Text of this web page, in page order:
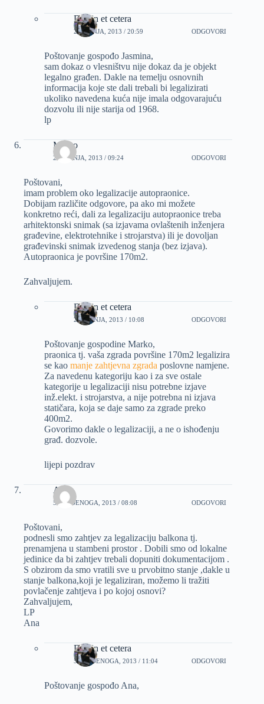
Dizajn et cetera
26 LIPNJA, 2013 / 20:59 ODGOVORI
Poštovanje gospođo Jasmina,
sam dokaz o vlesništvu nije dokaz da je objekt
legalno građen. Dakle na temelju osnovnih
informacija koje ste dali trebali bi legalizirati
ukoliko navedena kuća nije imala odgovarajuću
dozvolu ili nije starija od 1968.
lp
Marko
25 SRPNJA, 2013 / 09:24 ODGOVORI
Poštovani,
imam problem oko legalizacije autopraonice.
Dobijam različite odgovore, pa ako mi možete
konkretno reći, dali za legalizaciju autopraonice treba
arhitektonski snimak (sa izjavama ovlaštenih inženjera
građevine, elektrotehnike i strojarstva) ili je dovoljan
građevinski snimak izvedenog stanja (bez izjava).
Autopraonica je površine 170m2.
Zahvaljujem.
Dizajn et cetera
25 SRPNJA, 2013 / 10:08 ODGOVORI
Poštovanje gospodine Marko,
praonica tj. vaša zgrada površine 170m2 legalizira
se kao manje zahtjevna zgrada poslovne namjene.
Za navedenu kategoriju kao i za sve ostale
kategorije u legalizaciji nisu potrebne izjave
inž.elekt. i strojarstva, a nije potrebna ni izjava
statičara, koja se daje samo za zgrade preko
400m2.
Govorimo dakle o legalizaciji, a ne o ishođenju
građ. dozvole.
lijepi pozdrav
Ana
5 STUDENOGA, 2013 / 08:08 ODGOVORI
Poštovani,
podnesli smo zahtjev za legalizaciju balkona tj.
prenamjena u stambeni prostor . Dobili smo od lokalne
jedinice da bi zahtjev trebali dopuniti dokumentacijom .
S obzirom da smo vratili sve u prvobitno stanje ,dakle u
stanje balkona,koji je legaliziran, možemo li tražiti
povlačenje zahtjeva i po kojoj osnovi?
Zahvaljujem,
LP
Ana
Dizajn et cetera
5 STUDENOGA, 2013 / 11:04 ODGOVORI
Poštovanje gospođo Ana,